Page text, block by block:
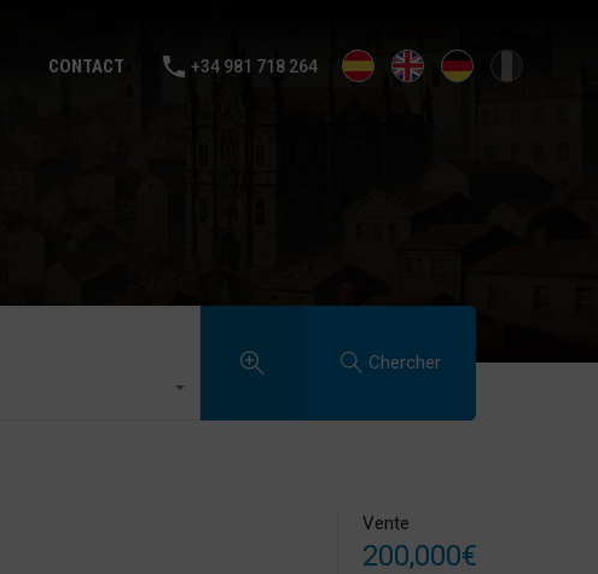
VENDS TA MAISON BLOG
CONTACT
CONTACT +34 981 718 264
Chercher
Vente
200,000€